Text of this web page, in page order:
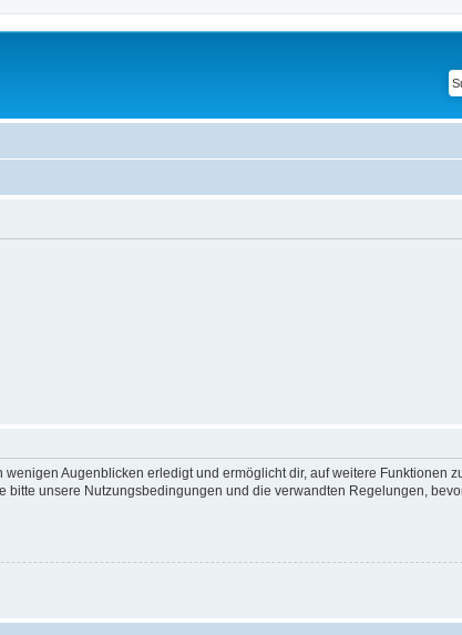
Augenblicken erledigt und ermöglicht dir, auf weitere Funktionen
unsere Nutzungsbedingungen und die verwandten Regelungen,